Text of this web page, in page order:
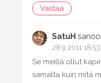
Vastaa
SatuH sanoo:
28.9.2011 18:53
Se meillä ollut
samalta kuin mitä